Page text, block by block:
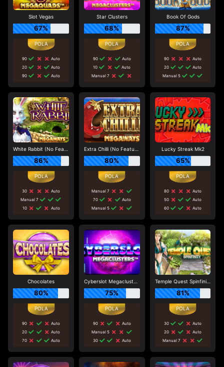
Slot Vegas
67%
90
Auto
20
Auto
90
Auto
Star Clusters
68%
90
Auto
10
Auto
Manual 7
Book Of Gods
87%
90
Auto
20
Auto
Manual 5
White Rabbit (No Feature Drop)
86%
30
Auto
Manual 7
10
Auto
Extra Chilli (No Feature Drop)
80%
Manual 7
70
Auto
Manual 5
Lucky Streak Mk2
65%
80
Auto
50
Auto
60
Auto
Chocolates
80%
90
Auto
20
Auto
70
Auto
Cyberslot Megaclusters
75%
90
Auto
Manual 5
30
Auto
Temple Quest Spinfinity
81%
30
Auto
20
Auto
Manual 7